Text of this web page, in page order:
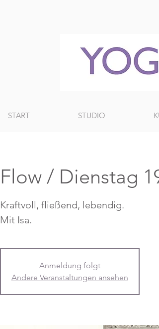
START STUDIO
Flow / Dienstag
Kraftvoll, fließend, lebendig.
Mit Isa.
Anmeldung folgt
Andere Veranstaltungen ansehen